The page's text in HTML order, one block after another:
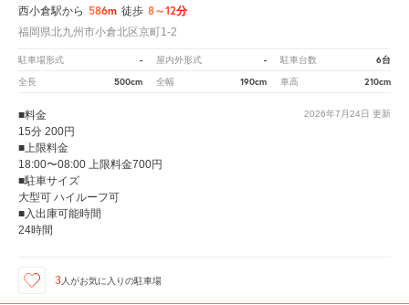
西小倉駅から 586m 徒歩 8～12分
福岡県北九州市小倉北区京町1-2
駐車場形式 - 屋内外形式 - 駐車台数 6台
全長 500cm 全幅 190cm 車高 210cm
2026年7月24日 更新
■料金
15分 200円
■上限料金
18:00〜08:00 上限料金700円
■駐車サイズ
大型可 ハイルーフ可
■入出庫可能時間
24時間
3 人がお気に入りの駐車場